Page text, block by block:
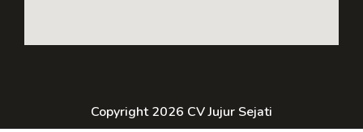
Copyright 2026 CV Jujur Sejati